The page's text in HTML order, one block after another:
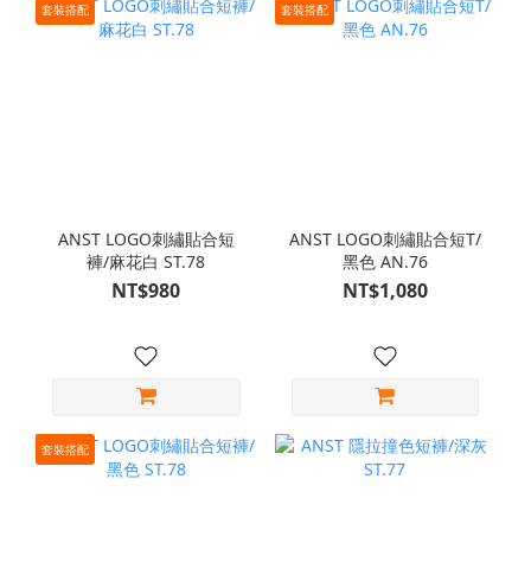
套裝搭配
ANST LOGO刺繡貼合短
褲/麻花白 ST.78
NT$980
套裝搭配
ANST LOGO刺繡貼合短T/
黑色 AN.76
NT$1,080
套裝搭配